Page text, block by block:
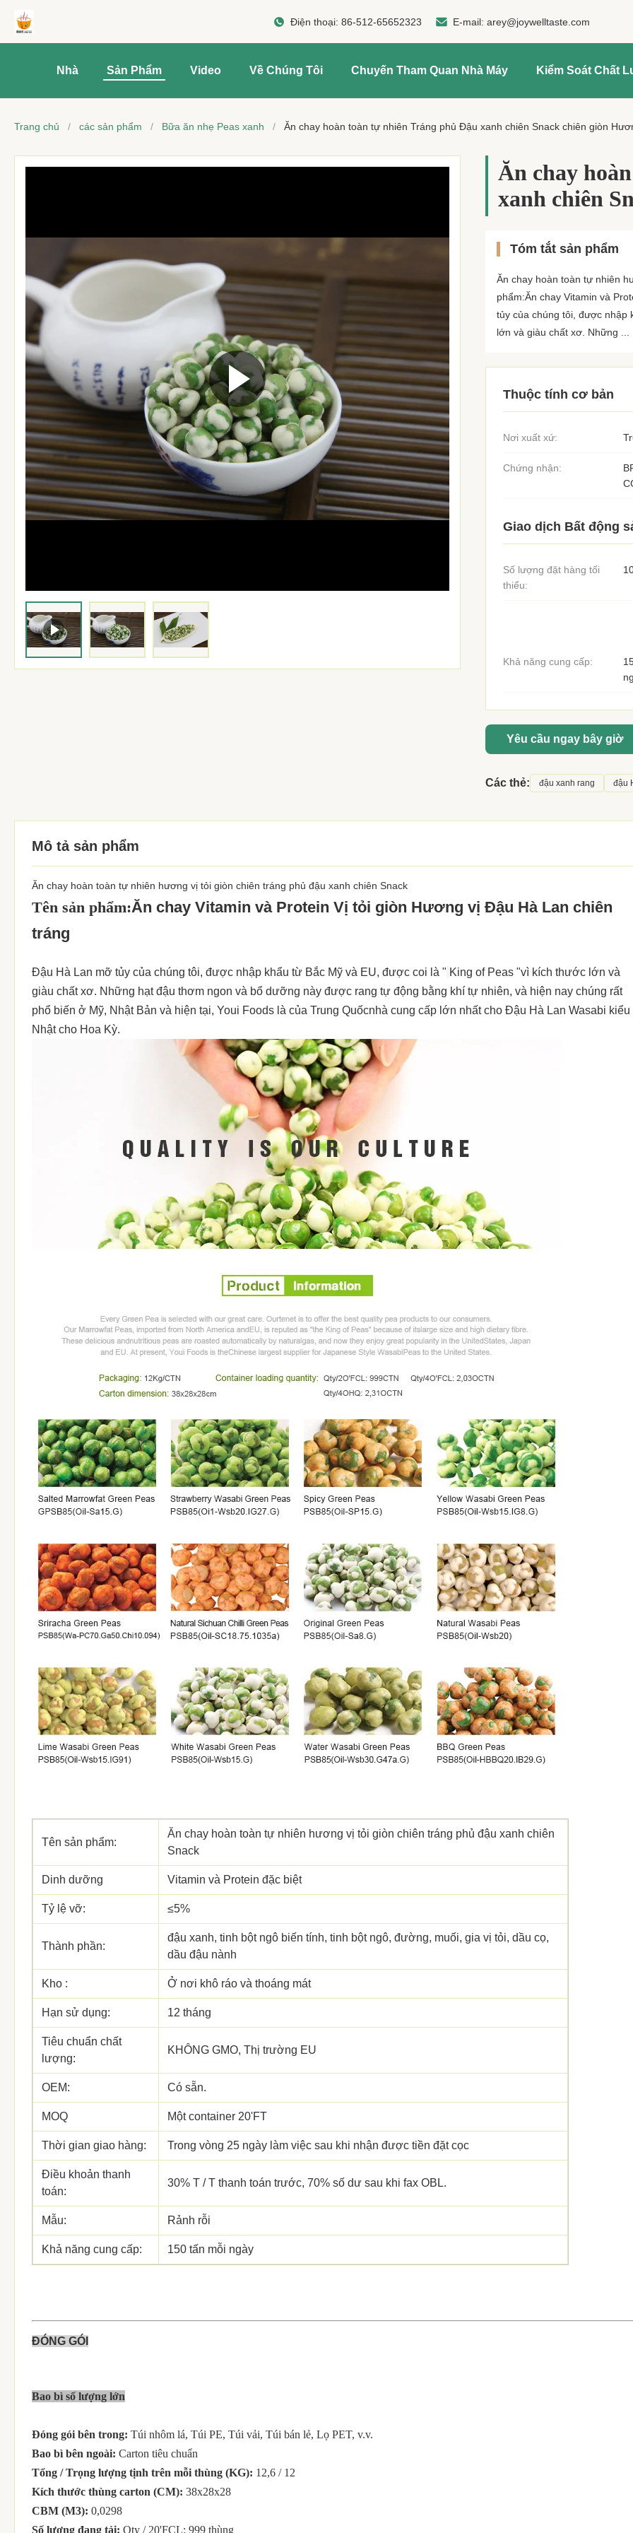
Điện thoại:86-512-65652323 E-mail:arey@joywelltaste.com
Nhà Sản Phẩm Video Về Chúng Tôi Chuyến Tham Quan Nhà Máy Kiểm Soát Chất
Trang chủ / các sản phẩm / Bữa ăn nhẹ Peas xanh / Ăn chay hoàn toàn tự nhiên Tráng phủ Đậu xanh chiên Snack chiên giòn
Ăn chay
xanh chiên
Tóm tắt sản phẩm
Ăn chay hoàn toàn tự nhiên
phẩm:Ăn chay Vitamin và
tủy của chúng tôi, được nhập
lớn và giàu chất xơ. Những ...
Thuộc tính cơ bản
Nơi xuất xứ:
Chứng nhận:
Giao dịch Bất động
Số lượng đặt hàng tối
thiểu:
Khả năng cung cấp:
Yêu cầu ngay bây giờ
Các thẻ: đậu xanh rang đậu
Mô tả sản phẩm
Ăn chay hoàn toàn tự nhiên hương vị tỏi giòn chiên tráng phủ đậu xanh chiên Snack
Tên sản phẩm:Ăn chay Vitamin và Protein Vị tỏi giòn Hương vị Đậu Hà Lan chiên
tráng
Đậu Hà Lan mỡ tủy của chúng tôi, được nhập khẩu từ Bắc Mỹ và EU, được coi là " King of Peas "vì kích thước lớn và
giàu chất xơ. Những hạt đậu thơm ngon và bổ dưỡng này được rang tự động bằng khí tự nhiên, và hiện nay chúng rất
phổ biến ở Mỹ, Nhật Bản và hiện tại, Youi Foods là của Trung Quốcnhà cung cấp lớn nhất cho Đậu Hà Lan Wasabi kiểu
Nhật cho Hoa Kỳ.
Tên sản phẩm:
Ăn chay hoàn toàn tự nhiên hương vị tỏi giòn chiên tráng phủ đậu xanh chiên
Snack
Dinh dưỡng Vitamin và Protein đặc biệt
Tỷ lệ vỡ: ≤5%
Thành phần:
đậu xanh, tinh bột ngô biến tính, tinh bột ngô, đường, muối, gia vị tỏi, dầu cọ,
dầu đậu nành
Kho : Ở nơi khô ráo và thoáng mát
Hạn sử dụng: 12 tháng
Tiêu chuẩn chất
lượng:
KHÔNG GMO, Thị trường EU
OEM: Có sẵn.
MOQ Một container 20'FT
Thời gian giao hàng: Trong vòng 25 ngày làm việc sau khi nhận được tiền đặt cọc
Điều khoản thanh
toán:
30% T / T thanh toán trước, 70% số dư sau khi fax OBL.
Mẫu: Rảnh rỗi
Khả năng cung cấp: 150 tấn mỗi ngày
ĐÓNG GÓI
Bao bì số lượng lớn
Đóng gói bên trong: Túi nhôm lá, Túi PE, Túi vải, Túi bán lẻ, Lọ PET, v.v.
Bao bì bên ngoài: Carton tiêu chuẩn
Tổng / Trọng lượng tịnh trên mỗi thùng (KG): 12,6 / 12
Kích thước thùng carton (CM): 38x28x28
CBM (M3): 0,0298
Số lượng đang tải: Qty / 20'FCL: 999 thùng